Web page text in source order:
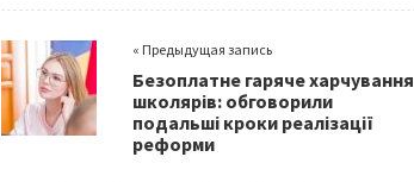
o
o
k
er
l
« Предыдущая запись
Безоплатне гаряче харчування
школярів: обговорили
подальші кроки реалізації
реформи